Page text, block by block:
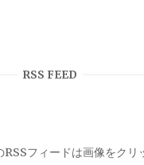
RSS FEED
フィードは画像をクリ